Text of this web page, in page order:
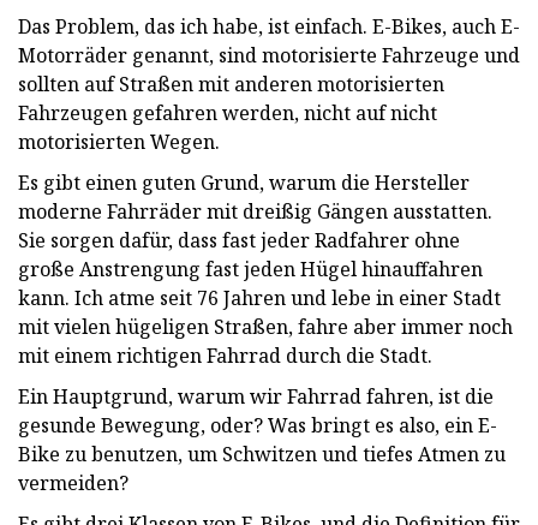
Das Problem, das ich habe, ist einfach. E-Bikes, auch E-
Motorräder genannt, sind motorisierte Fahrzeuge und
sollten auf Straßen mit anderen motorisierten
Fahrzeugen gefahren werden, nicht auf nicht
motorisierten Wegen.
Es gibt einen guten Grund, warum die Hersteller
moderne Fahrräder mit dreißig Gängen ausstatten.
Sie sorgen dafür, dass fast jeder Radfahrer ohne
große Anstrengung fast jeden Hügel hinauffahren
kann. Ich atme seit 76 Jahren und lebe in einer Stadt
mit vielen hügeligen Straßen, fahre aber immer noch
mit einem richtigen Fahrrad durch die Stadt.
Ein Hauptgrund, warum wir Fahrrad fahren, ist die
gesunde Bewegung, oder? Was bringt es also, ein E-
Bike zu benutzen, um Schwitzen und tiefes Atmen zu
vermeiden?